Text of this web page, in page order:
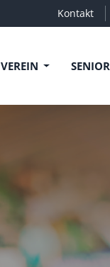
Kontakt
VEREIN